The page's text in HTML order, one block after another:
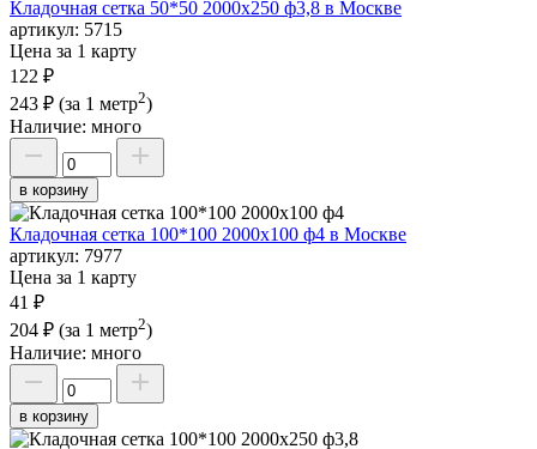
Кладочная сетка 50*50 2000х250 ф3,8 в Москве
артикул: 5715
Цена за 1 карту
122 ₽
243 ₽ (за 1 метр2)
Наличие: много
в корзину
Кладочная сетка 100*100 2000х100 ф4 в Москве
артикул: 7977
Цена за 1 карту
41 ₽
204 ₽ (за 1 метр2)
Наличие: много
в корзину